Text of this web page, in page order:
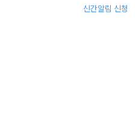
신간알림 신청